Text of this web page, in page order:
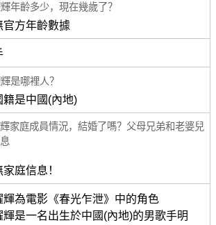
年齡多少，現在幾歲了？
官方年齡數據
是哪裡人？
籍是中國(內地)
家庭成員情況，結婚了嗎？父母兄弟和老婆兒
庭信息！
輝為電影《春光乍泄》中的角色
輝是一名出生於中國(內地)的男歌手明